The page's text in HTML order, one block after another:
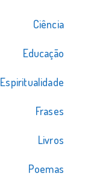
Ciência
Educação
Espiritualidade
Frases
Livros
Poemas